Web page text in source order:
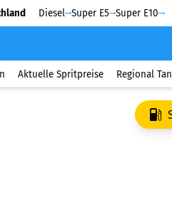
Diesel Super E5 Super E10
Aktuelle Spritpreise Regional